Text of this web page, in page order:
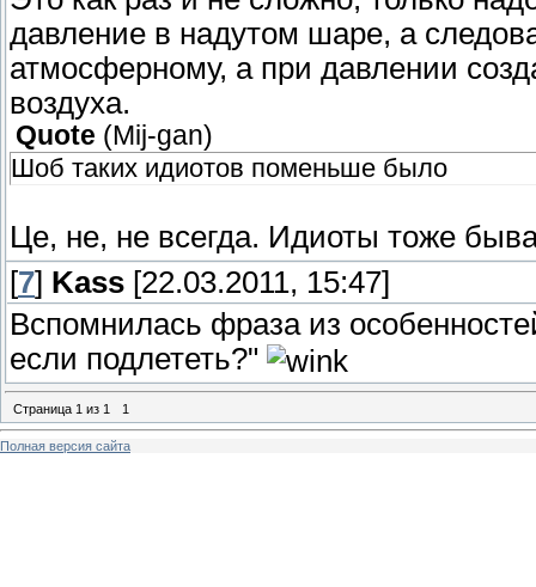
давление в надутом шаре, а
атмосферному, а при давлении
воздуха.
Quote (Mij-gan)
Шоб таких идиотов поменьше было
Це, не, не всегда. Идиоты тоже
[7] Kass [22.03.2011, 15:47]
Вспомнилась фраза из
если подлететь?"
Страница 1 из 1 1
Полная версия сайта